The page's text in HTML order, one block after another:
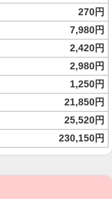
270円
7,980円
2,420円
2,980円
1,250円
21,850円
25,520円
230,150円